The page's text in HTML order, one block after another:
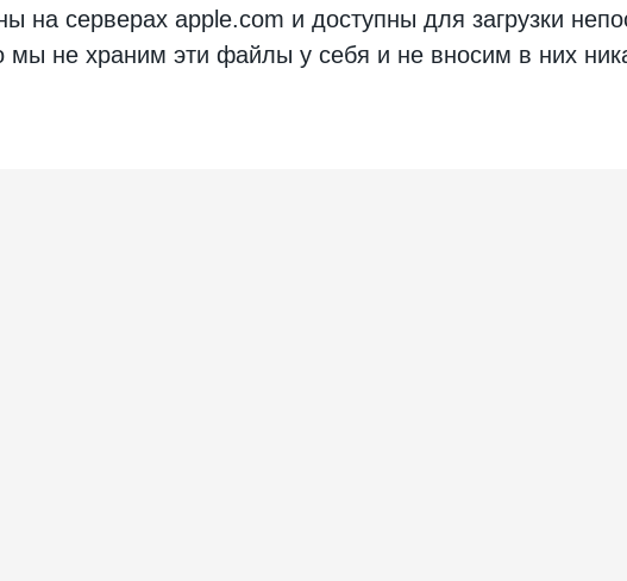
на серверах apple.com и доступны для загрузки
мы не храним эти файлы у себя и не вносим в них